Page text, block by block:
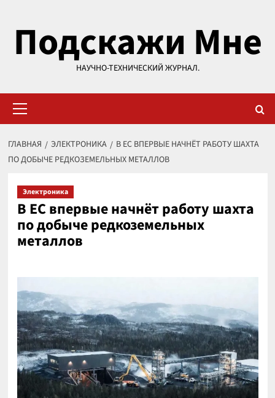
содержимому
Подскажи Мне
НАУЧНО-ТЕХНИЧЕСКИЙ ЖУРНАЛ.
меню
ГЛАВНАЯ ЭЛЕКТРОНИКА
В ЕС ВПЕРВЫЕ НАЧНЁТ РАБОТУ ШАХТА
ПО ДОБЫЧЕ РЕДКОЗЕМЕЛЬНЫХ МЕТАЛЛОВ
Электроника
В ЕС впервые начнёт работу шахта
по добыче редкоземельных
металлов